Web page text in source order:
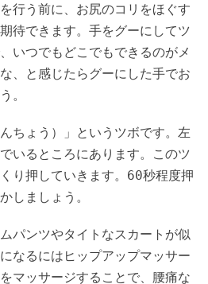
行う前に、お尻のコリをほぐす
待できます。手をグーにしてツ
いつでもどこでもできるのがメ
、と感じたらグーにした手でお
。
ちょう）」というツボです。左
いるところにあります。このツ
り押していきます。60秒程度押
しましょう。
パンツやタイトなスカートが似
なるにはヒップアップマッサー
マッサージすることで、腰痛な